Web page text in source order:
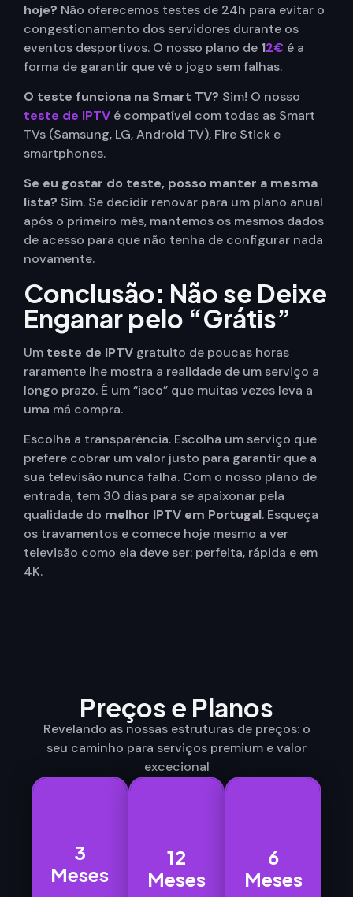
hoje? Não oferecemos testes de 24h para evitar o
congestionamento dos servidores durante os
eventos desportivos. O nosso plano de 12€ é a
forma de garantir que vê o jogo sem falhas.
O teste funciona na Smart TV? Sim! O nosso
teste de IPTV é compatível com todas as Smart
TVs (Samsung, LG, Android TV), Fire Stick e
smartphones.
Se eu gostar do teste, posso manter a mesma
lista? Sim. Se decidir renovar para um plano anual
após o primeiro mês, mantemos os mesmos dados
de acesso para que não tenha de configurar nada
novamente.
Conclusão: Não se Deixe
Enganar pelo “Grátis”
Um teste de IPTV gratuito de poucas horas
raramente lhe mostra a realidade de um serviço a
longo prazo. É um “isco” que muitas vezes leva a
uma má compra.
Escolha a transparência. Escolha um serviço que
prefere cobrar um valor justo para garantir que a
sua televisão nunca falha. Com o nosso plano de
entrada, tem 30 dias para se apaixonar pela
qualidade do melhor IPTV em Portugal. Esqueça
os travamentos e comece hoje mesmo a ver
televisão como ela deve ser: perfeita, rápida e em
4K.
Preços e Planos
Revelando as nossas estruturas de preços: o
seu caminho para serviços premium e valor
excecional
3
Meses
3
Meses
12
Meses
Meses
6
Meses
Meses